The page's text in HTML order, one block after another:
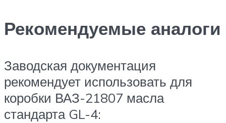
Рекомендуемые аналоги
Заводская документация
рекомендует использовать для
коробки ВАЗ-21807 масла
стандарта GL-4: